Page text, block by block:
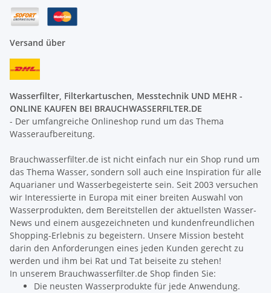
Versand über
Wasserfilter, Filterkartuschen, Messtechnik UND MEHR -
ONLINE KAUFEN BEI BRAUCHWASSERFILTER.DE
- Der umfangreiche Onlineshop rund um das Thema
Wasseraufbereitung.
Brauchwasserfilter.de ist nicht einfach nur ein Shop rund um
das Thema Wasser, sondern soll auch eine Inspiration für alle
Aquarianer und Wasserbegeisterte sein. Seit 2003 versuchen
wir Interessierte in Europa mit einer breiten Auswahl von
Wasserprodukten, dem Bereitstellen der aktuellsten Wasser-
News und einem ausgezeichneten und kundenfreundlichen
Shopping-Erlebnis zu begeistern. Unsere Mission besteht
darin den Anforderungen eines jeden Kunden gerecht zu
werden und ihm bei Rat und Tat beiseite zu stehen!
In unserem Brauchwasserfilter.de Shop finden Sie:
Die neusten Wasserprodukte für jede Anwendung.